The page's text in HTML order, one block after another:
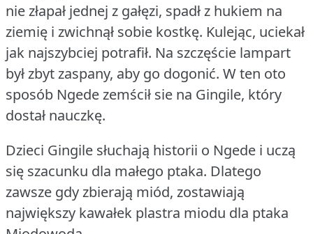
nie złapał jednej z gałęzi, spadł z hukiem na
ziemię i zwichnął sobie kostkę. Kulejąc, uciekał
jak najszybciej potrafił. Na szczęście lampart
był zbyt zaspany, aby go dogonić. W ten oto
sposób Ngede zemścił sie na Gingile, który
dostał nauczkę.
Dzieci Gingile słuchają historii o Ngede i uczą
się szacunku dla małego ptaka. Dlatego
zawsze gdy zbierają miód, zostawiają
największy kawałek plastra miodu dla ptaka